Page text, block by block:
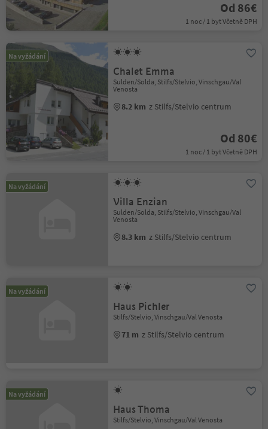
Od 86€
1 noc / 1 byt Včetně DPH
Na vyžádání
Chalet Emma
Sulden/Solda, Stilfs/Stelvio, Vinschgau/Val
Venosta
8.2 km z Stilfs/Stelvio centrum
Od 80€
1 noc / 1 byt Včetně DPH
Na vyžádání
Villa Enzian
Sulden/Solda, Stilfs/Stelvio, Vinschgau/Val
Venosta
8.3 km z Stilfs/Stelvio centrum
Na vyžádání
Haus Pichler
Stilfs/Stelvio, Vinschgau/Val Venosta
71 m z Stilfs/Stelvio centrum
Na vyžádání
Haus Thoma
Stilfs/Stelvio, Vinschgau/Val Venosta